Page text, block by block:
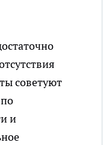
советуют
и